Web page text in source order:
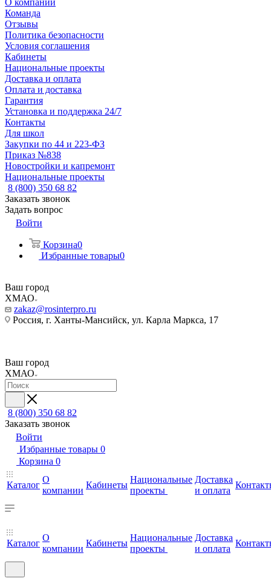
О компании
Команда
Отзывы
Политика безопасности
Условия соглашения
Кабинеты
Национальные проекты
Доставка и оплата
Оплата и доставка
Гарантия
Установка и поддержка 24/7
Контакты
Для школ
Закупки по 44 и 223-ФЗ
Приказ №838
Новостройки и капремонт
Национальные проекты
8 (800) 350 68 82
Заказать звонок
Задать вопрос
Войти
Корзина0
Избранные товары0
Ваш город
ХМАО
zakaz@rosinterpro.ru
Россия, г. Ханты-Мансийск, ул. Карла Маркса, 17
Ваш город
ХМАО
8 (800) 350 68 82
Заказать звонок
Войти
Избранные товары 0
Корзина 0
Каталог
О
компании
Кабинеты
Национальные
проекты
Доставка
и оплата
Каталог
О
компании
Кабинеты
Национальные
проекты
Доставка
и оплата